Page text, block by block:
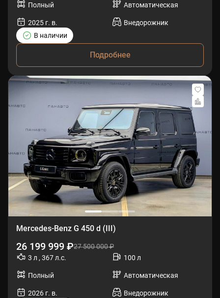
Полный Автоматическая
2025 г. в.
Внедорожник
В наличии
Подробнее
Mercedes-Benz G 450 d (III)
26 199 999 ₽27 500 000 ₽
3 л , 367 л.с.
100 л
Полный Автоматическая
2026 г. в.
Внедорожник